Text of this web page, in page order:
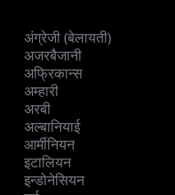
अंग्रेजी (बेलायती)
अजरबैजानी
अफ्रिकान्स
अम्हारी
अरबी
अल्बानियाई
आर्मीनियन
इटालियन
इन्डोनेसियन